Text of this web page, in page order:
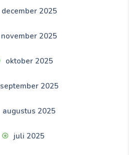
december 2025
november 2025
oktober 2025
september 2025
augustus 2025
juli 2025